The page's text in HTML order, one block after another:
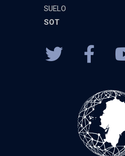
SUELO
SOT